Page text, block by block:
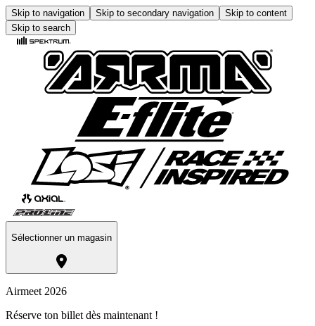
Skip to navigation Skip to secondary navigation
Skip to content
Skip to search
Sélectionner un magasin
Airmeet 2026
Réserve ton billet dès maintenant !